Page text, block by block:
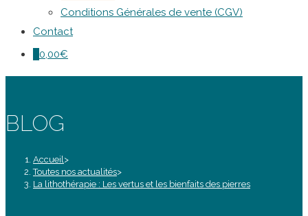
Conditions Générales de vente (CGV)
Contact
0,00€
BLOG
Accueil >
Toutes nos actualités>
La lithothérapie : Les vertus et les bienfaits des pierres